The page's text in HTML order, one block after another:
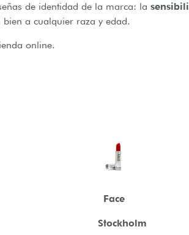
de identidad de la marca: la
a cualquier raza y edad.
online.
Face
Stockholm